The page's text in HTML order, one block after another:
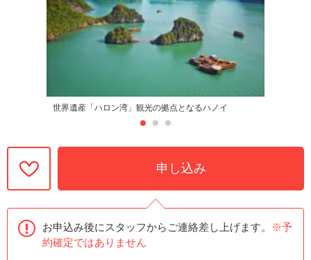
世界遺産「ハロン湾」観光の拠点となるハノイ
申し込み
お申込み後にスタッフからご連絡差し上げます。
※予
約確定ではありません